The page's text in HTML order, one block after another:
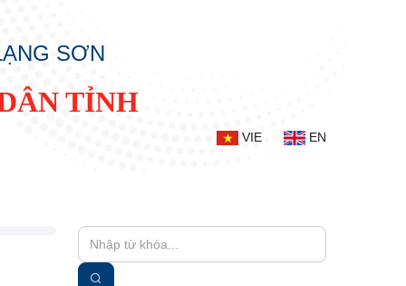
SƠN
TỈNH
VIE EN